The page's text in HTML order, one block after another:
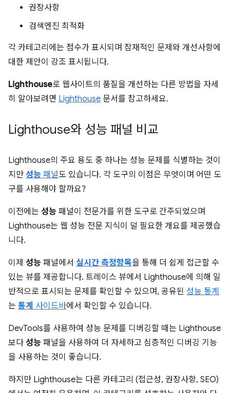
권장사항
검색엔진 최적화
각 카테고리에는 점수가 표시되며 잠재적인 문제와 개선사항에
대한 제안이 강조 표시됩니다.
Lighthouse로 웹사이트의 품질을 개선하는 다른 방법을 자세
히 알아보려면 Lighthouse 문서를 참고하세요.
Lighthouse와 성능 패널 비교
Lighthouse의 주요 용도 중 하나는 성능 문제를 식별하는 것이
지만 성능 패널도 있습니다. 각 도구의 이점은 무엇이며 어떤 도
구를 사용해야 할까요?
이전에는 성능 패널이 전문가를 위한 도구로 간주되었으며
Lighthouse는 웹 성능 전문 지식이 덜 필요한 개요를 제공했습
니다.
이제 성능 패널에서 실시간 측정항목을 통해 더 쉽게 접근할 수
있는 뷰를 제공합니다. 트레이스 뷰에서 Lighthouse에 의해 일
반적으로 표시되는 문제를 확인할 수 있으며, 공유된 성능 통계
는 통계 사이드바에서 확인할 수 있습니다.
DevTools를 사용하여 성능 문제를 디버깅할 때는 Lighthouse
보다 성능 패널을 사용하여 더 자세하고 심층적인 디버깅 기능
을 사용하는 것이 좋습니다.
하지만 Lighthouse는 다른 카테고리 (접근성, 권장사항, SEO)